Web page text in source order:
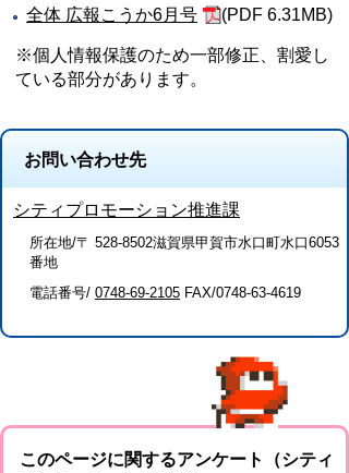
全体 広報こうか6月号
(PDF 6.31MB)
※個人情報保護のため一部修正、割愛し
ている部分があります。
お問い合わせ先
シティプロモーション推進課
所在地/〒 528-8502滋賀県甲賀市水口町水口6053
番地
電話番号/ 0748-69-2105 FAX/0748-63-4619
このページに関するアンケート（シティ